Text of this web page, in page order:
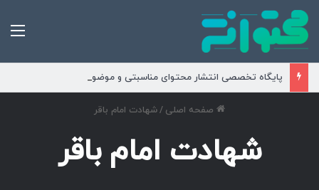
پایگاه تخصصی انتشار محتوای مناسبتی و موضوعی
صفحه اصلی /شهادت امام باقر
شهادت امام باقر